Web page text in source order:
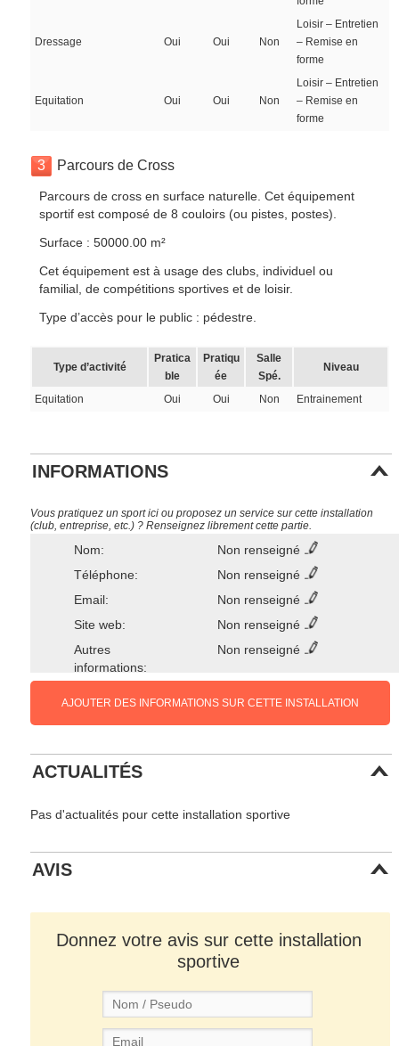
Dressage Oui Oui Non
Loisir – Entretien
– Remise en
forme
Equitation Oui Oui Non
Loisir – Entretien
– Remise en
forme
3 Parcours de Cross
Parcours de cross en surface naturelle. Cet équipement
sportif est composé de 8 couloirs (ou pistes, postes).
Surface : 50000.00 m²
Cet équipement est à usage des clubs, individuel ou
familial, de compétitions sportives et de loisir.
Type d’accès pour le public : pédestre.
Type d’activité
Pratica
ble
Pratiqu
ée
Salle
Spé.
Niveau
Equitation Oui Oui Non Entrainement
INFORMATIONS
Vous pratiquez un sport ici ou proposez un service sur cette installation
(club, entreprise, etc.) ? Renseignez librement cette partie.
Nom:
Non renseigné
Téléphone:
Non renseigné
Email:
Non renseigné
Site web:
Non renseigné
Autres
informations:
Non renseigné
AJOUTER DES INFORMATIONS SUR CETTE INSTALLATION
ACTUALITÉS
Pas d'actualités pour cette installation sportive
AVIS
Donnez votre avis sur cette installation
sportive